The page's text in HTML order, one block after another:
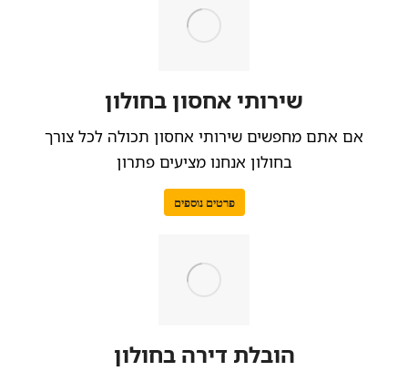
שירותי אחסון בחולון
אם אתם מחפשים שירותי אחסון תכולה לכל צורך
בחולון אנחנו מציעים פתרון
פרטים נוספים
הובלת דירה בחולון